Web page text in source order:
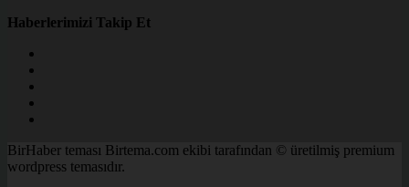
Haberlerimizi Takip Et
BirHaber teması Birtema.com ekibi tarafından © üretilmiş premium
wordpress temasıdır.